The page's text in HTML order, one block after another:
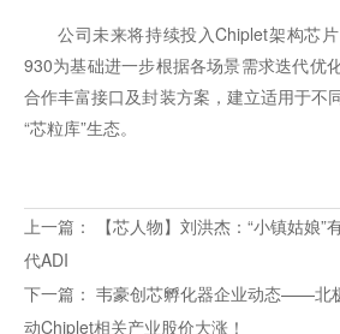
公司未来将持续投入Chiplet架构芯
930为基础进一步根据各场景需求迭代优
合作丰富接口及封装方案，建立适用于不
“芯粒库”生态。
上一篇：
【芯人物】刘洪杰：“小镇姑娘”
代ADI
下一篇： 韦豪创芯孵化器企业动态——北
动Chiplet相关产业股价大涨！